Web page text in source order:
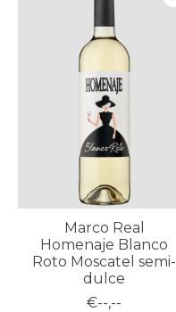
Marco Real
Homenaje Blanco
Roto Moscatel semi-
dulce
€--,--